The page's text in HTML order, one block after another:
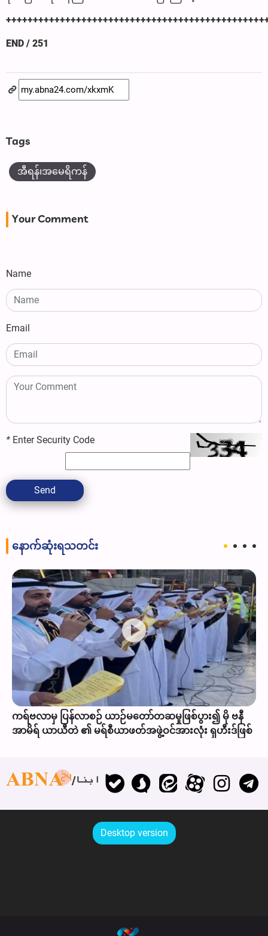
END / 251
Tags
အီရန်၊အမေရိကန်
Your Comment
Name
Email
* Enter Security Code
Send
နောက်ဆုံးရသတင်း
ကရ်ဗလာမှ ပြန်လာစဉ် ယာဉ်မတော်တဆမှုဖြစ်ပွား၍ မို ဗနီ
အာမိရ် ယာယီတဲ ၏ မရ်စီယာဖတ်အဖွဲ့ဝင်အားလုံး ရှဟီးဒ်ဖြစ်
ابنا
Desktop version